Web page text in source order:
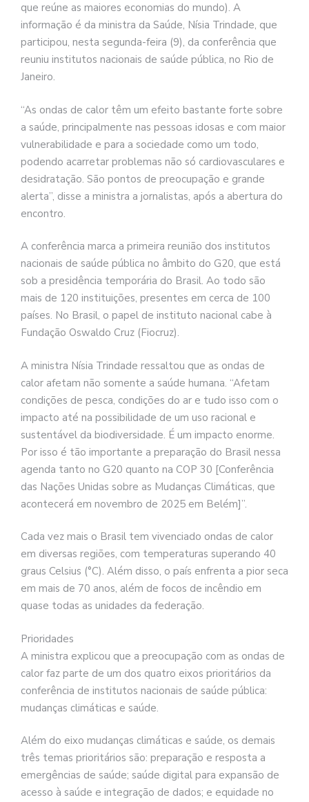
que reúne as maiores economias do mundo). A
informação é da ministra da Saúde, Nísia Trindade, que
participou, nesta segunda-feira (9), da conferência que
reuniu institutos nacionais de saúde pública, no Rio de
Janeiro.
“As ondas de calor têm um efeito bastante forte sobre
a saúde, principalmente nas pessoas idosas e com maior
vulnerabilidade e para a sociedade como um todo,
podendo acarretar problemas não só cardiovasculares e
desidratação. São pontos de preocupação e grande
alerta”, disse a ministra a jornalistas, após a abertura do
encontro.
A conferência marca a primeira reunião dos institutos
nacionais de saúde pública no âmbito do G20, que está
sob a presidência temporária do Brasil. Ao todo são
mais de 120 instituições, presentes em cerca de 100
países. No Brasil, o papel de instituto nacional cabe à
Fundação Oswaldo Cruz (Fiocruz).
A ministra Nísia Trindade ressaltou que as ondas de
calor afetam não somente a saúde humana. “Afetam
condições de pesca, condições do ar e tudo isso com o
impacto até na possibilidade de um uso racional e
sustentável da biodiversidade. É um impacto enorme.
Por isso é tão importante a preparação do Brasil nessa
agenda tanto no G20 quanto na COP 30 [Conferência
das Nações Unidas sobre as Mudanças Climáticas, que
acontecerá em novembro de 2025 em Belém]”.
Cada vez mais o Brasil tem vivenciado ondas de calor
em diversas regiões, com temperaturas superando 40
graus Celsius (°C). Além disso, o país enfrenta a pior seca
em mais de 70 anos, além de focos de incêndio em
quase todas as unidades da federação.
Prioridades
A ministra explicou que a preocupação com as ondas de
calor faz parte de um dos quatro eixos prioritários da
conferência de institutos nacionais de saúde pública:
mudanças climáticas e saúde.
Além do eixo mudanças climáticas e saúde, os demais
três temas prioritários são: preparação e resposta a
emergências de saúde; saúde digital para expansão de
acesso à saúde e integração de dados; e equidade no